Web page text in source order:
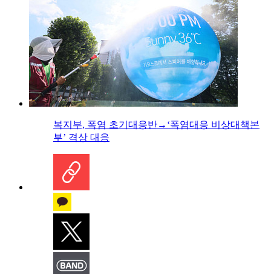
복지부, 폭염 초기대응반→‘폭염대응 비상대책본
부’ 격상 대응